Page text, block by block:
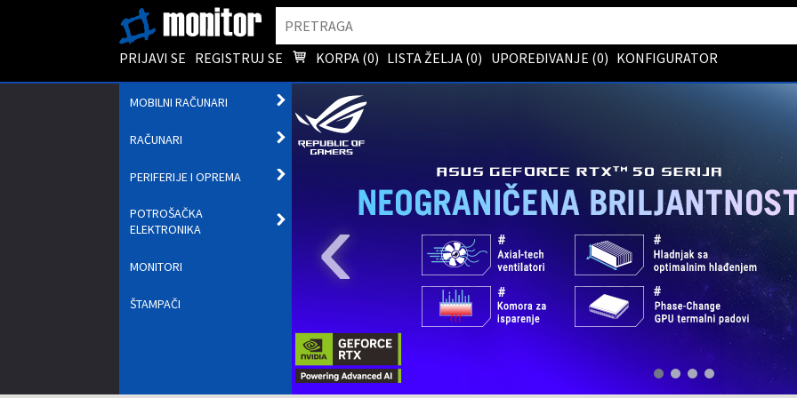
PRIJAVI SE REGISTRUJ SE KORPA (0) LISTA ŽELJA (0) UPOREĐIVANJE (0) KONFIGURATOR
MOBILNI RAČUNARI
PODMENI
RAČUNARI
OTVORI
PODMENI
PERIFERIJE I OPREMA
POTROŠAČKA
ELEKTRONIKA
MONITORI
ŠTAMPAČI ‹